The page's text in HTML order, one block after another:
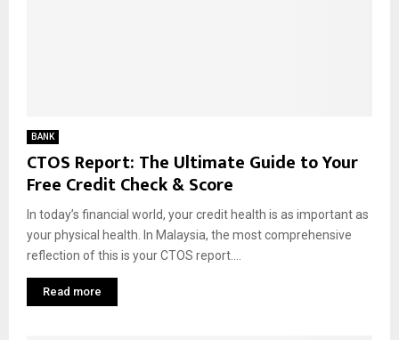
BANK
CTOS Report: The Ultimate Guide to Your
Free Credit Check & Score
In today’s financial world, your credit health is as important as
your physical health. In Malaysia, the most comprehensive
reflection of this is your CTOS report....
Read more